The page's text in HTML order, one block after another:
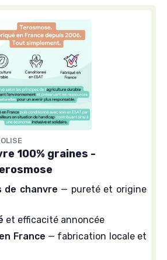
100% graines -
de chanvre — pureté et origine
et efficacité annoncée
France — fabrication locale et